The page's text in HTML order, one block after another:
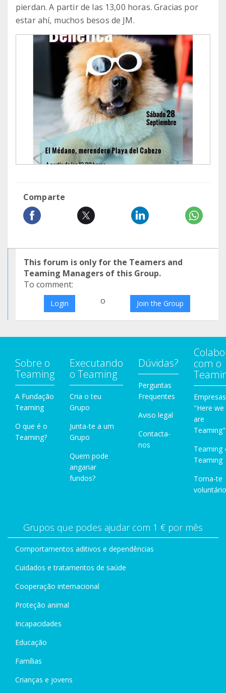
pierdan. A partir de las 13,00 horas. Gracias por
estar ahí, muchos besos de JM.
Comparte
This forum is only for the Teamers and
Teaming Managers of this Group.
To comment:
Login o Join the Group
Sobre o
Teaming
A Fundação
Teaming
O que é o
Teaming?
Executando
o Teaming
Cria o teu
Grupo
Junta-te a um
Grupo
Quem pode
angariar
fundos?
Dúvidas?
Perguntas
Frequentes
Aviso legal
Contacta-
nos
com o
Empresas
"Here we
are
Teaming"
Teaming
Teaming
Torna-te
Grupos que podes ajudar com 1 € por mês
Comportamentos aditivos e dependências
Cuidados e tratamentos de saúde
Cooperação internacional
Proteção animal
Incapacidades
Educação
Famílias
Crianças e jovens